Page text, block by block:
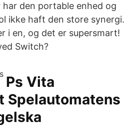
har den portable enhed og
ikke haft den store synergi.
i en, og det er supersmart!
Switch?
Ps Vita
Spelautomatens